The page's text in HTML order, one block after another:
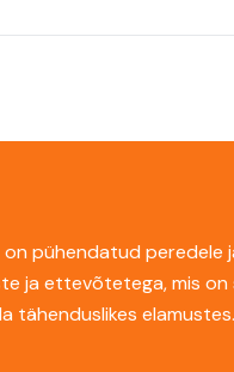
pühendatud
ja ettevõtetega, mis on
tähenduslikes elamustes.